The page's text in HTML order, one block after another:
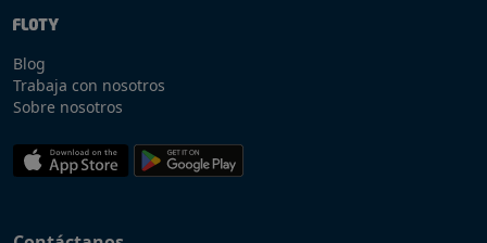
Blog
Trabaja con nosotros
Sobre nosotros